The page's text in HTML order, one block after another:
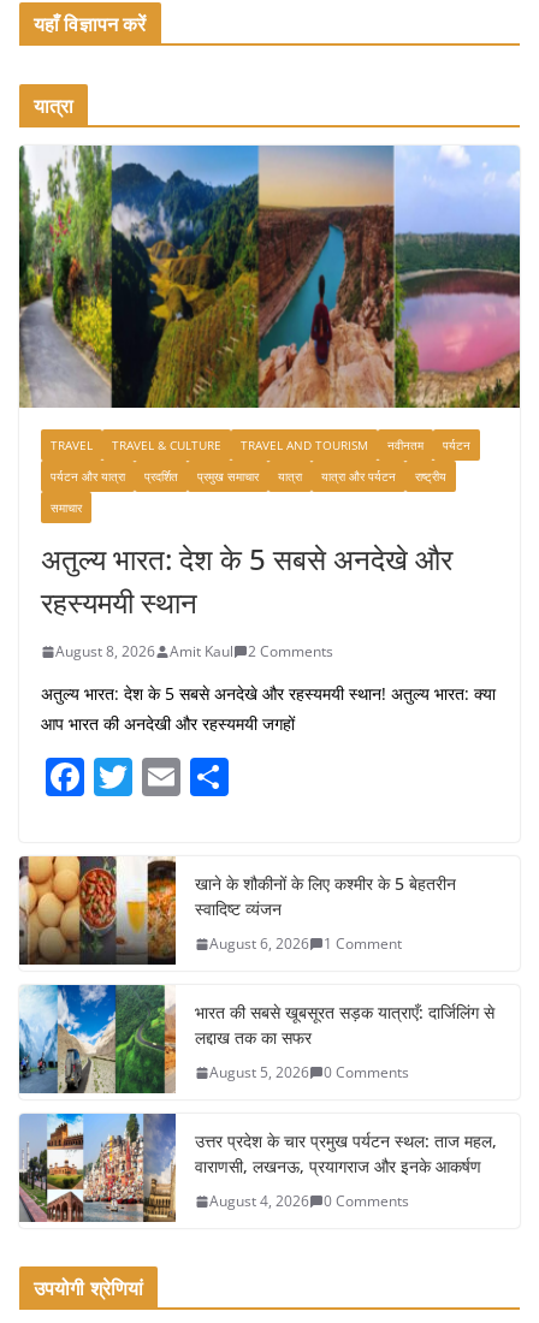
यहाँ विज्ञापन करें
यात्रा
TRAVEL TRAVEL & CULTURE TRAVEL AND TOURISM नवीनतम
पर्यटन
पर्यटन और यात्रा
प्रदर्शित प्रमुख समाचार यात्रा यात्रा और पर्यटन
राष्ट्रीय
समाचार
अतुल्य भारत: देश के 5 सबसे अनदेखे और
रहस्यमयी स्थान
August 8, 2026 Amit Kaul 2 Comments
अतुल्य भारत: देश के 5 सबसे अनदेखे और रहस्यमयी स्थान! अतुल्य भारत: क्या
आप भारत की अनदेखी और रहस्यमयी जगहों
F
c
e
b
o
o
k
T
itt
er
E
e
खाने के शौकीनों के लिए कश्मीर के 5 बेहतरीन
स्वादिष्ट व्यंजन
August 6, 2026 1 Comment
भारत की सबसे खूबसूरत सड़क यात्राएँ: दार्जिलिंग से
लद्दाख तक का सफर
August 5, 2026 0 Comments
उत्तर प्रदेश के चार प्रमुख पर्यटन स्थल: ताज महल,
वाराणसी, लखनऊ, प्रयागराज और इनके आकर्षण
August 4, 2026 0 Comments
उपयोगी श्रेणियां